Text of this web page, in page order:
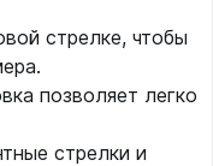
стрелке, чтобы
позволяет легко
стрелки и